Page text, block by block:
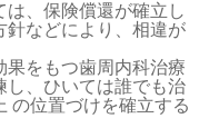
は、保険償還が確立し
針などにより、相違が
果をもつ歯周内科治療
し、ひいては誰でも治
の位置づけを確立する